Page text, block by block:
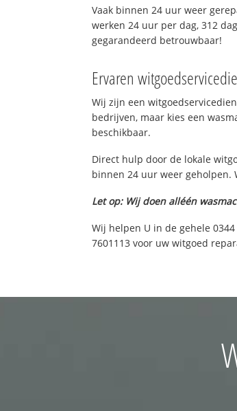
Vaak binnen 24 uur weer
werken 24 uur per dag, 312
gegarandeerd betrouwbaar!
Ervaren
Wij zijn een
bedrijven, maar kies een
beschikbaar.
Direct hulp door de lokale
binnen 24 uur weer geholpen.
Let op: Wij doen alléén
Wij helpen U in de gehele
7601113 voor uw witgoed